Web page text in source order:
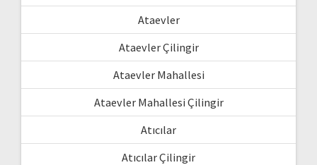
Ataevler
Ataevler Çilingir
Ataevler Mahallesi
Ataevler Mahallesi Çilingir
Atıcılar
Atıcılar Çilingir